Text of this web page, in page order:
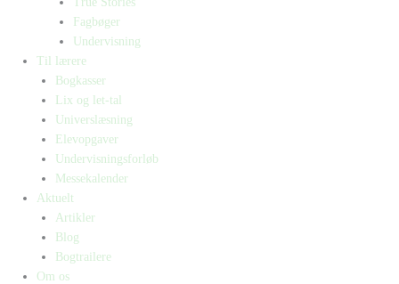
Fagbøger
Undervisning
Til lærere
Bogkasser
Lix og let-tal
Universlæsning
Elevopgaver
Undervisningsforløb
Messekalender
Aktuelt
Artikler
Blog
Bogtrailere
Om os